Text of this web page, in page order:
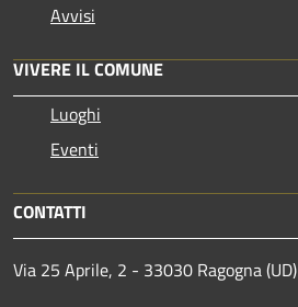
Avvisi
VIVERE IL COMUNE
Luoghi
Eventi
CONTATTI
Via 25 Aprile, 2 - 33030 Ragogna (UD)